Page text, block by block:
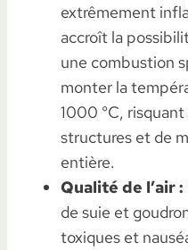
extrêmement
accroît la
une combustion
monter la
1000 °C, risquant
structures et de
entière.
Qualité de l’air :
de suie et
toxiques et